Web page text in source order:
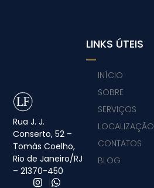
Rua J. J.
Conserto, 52 –
Tomás Coelho,
Rio de Janeiro/RJ
– 21370-450
LINKS ÚTEIS
INÍCIO
SOBRE
SERVIÇOS
LOCALIZAÇÃO
CONTATOS
BLOG